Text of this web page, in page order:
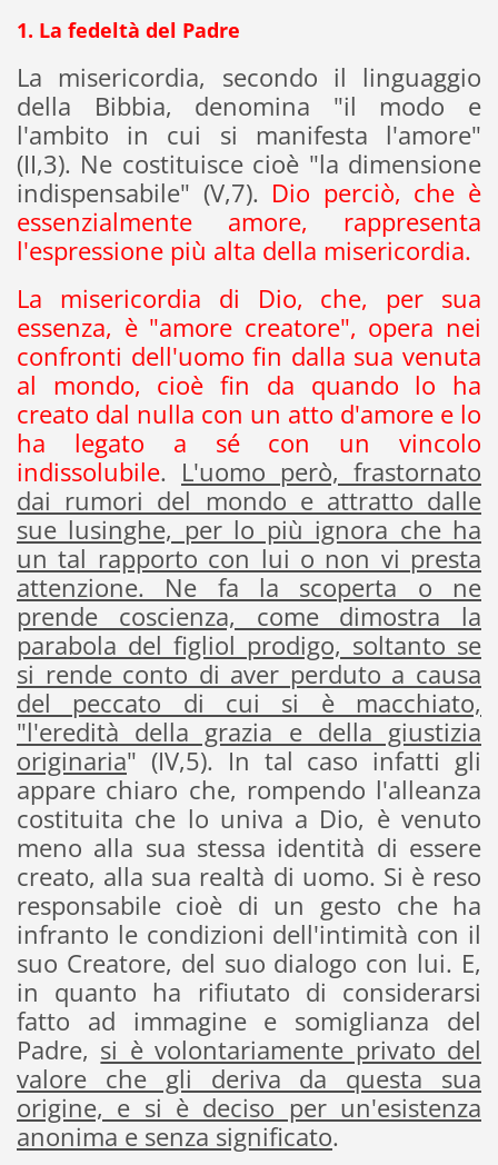
1. La fedeltà del Padre
La misericordia, secondo il linguaggio
della Bibbia, denomina "il modo e
l'ambito in cui si manifesta l'amore"
(II,3). Ne costituisce cioè "la dimensione
indispensabile" (V,7). Dio perciò, che è
essenzialmente amore, rappresenta
l'espressione più alta della misericordia.
La misericordia di Dio, che, per sua
essenza, è "amore creatore", opera nei
confronti dell'uomo fin dalla sua venuta
al mondo, cioè fin da quando lo ha
creato dal nulla con un atto d'amore e lo
ha legato a sé con un vincolo
indissolubile. L'uomo però, frastornato
dai rumori del mondo e attratto dalle
sue lusinghe, per lo più ignora che ha
un tal rapporto con lui o non vi presta
attenzione. Ne fa la scoperta o ne
prende coscienza, come dimostra la
parabola del figliol prodigo, soltanto se
si rende conto di aver perduto a causa
del peccato di cui si è macchiato,
"l'eredità della grazia e della giustizia
originaria" (IV,5). In tal caso infatti gli
appare chiaro che, rompendo l'alleanza
costituita che lo univa a Dio, è venuto
meno alla sua stessa identità di essere
creato, alla sua realtà di uomo. Si è reso
responsabile cioè di un gesto che ha
infranto le condizioni dell'intimità con il
suo Creatore, del suo dialogo con lui. E,
in quanto ha rifiutato di considerarsi
fatto ad immagine e somiglianza del
Padre, si è volontariamente privato del
valore che gli deriva da questa sua
origine, e si è deciso per un'esistenza
anonima e senza significato.